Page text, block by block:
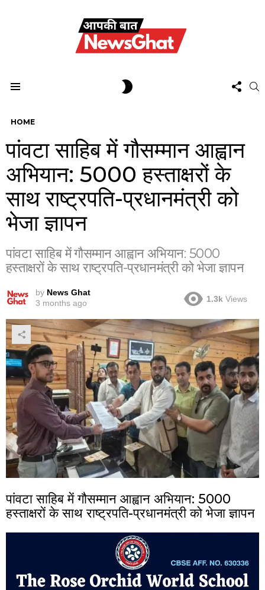
US
HOME
पांवटा साहिब में गौसम्मान आह्वान
अभियान: 5000 हस्ताक्षरों के
साथ राष्ट्रपति-प्रधानमंत्री को
भेजा ज्ञापन
पांवटा साहिब में गौसम्मान आह्वान अभियान: 5000
हस्ताक्षरों के साथ राष्ट्रपति-प्रधानमंत्री को भेजा ज्ञापन
by News Ghat
3 months ago
1.3k Views
पांवटा साहिब में गौसम्मान आह्वान अभियान: 5000
हस्ताक्षरों के साथ राष्ट्रपति-प्रधानमंत्री को भेजा ज्ञापन